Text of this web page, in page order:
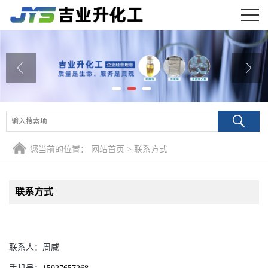
公司介绍
产品展厅
证书荣誉
您当前的位置： 网站首页 > 联系方式
联系方式
联系人： 周威